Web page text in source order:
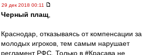
29 дек 2018 00:11
Черный плащ
Краснодар, отказываясь от компенсации за
молодых игроков, тем самым нарушает
регламент РФС. Только в #Красава не